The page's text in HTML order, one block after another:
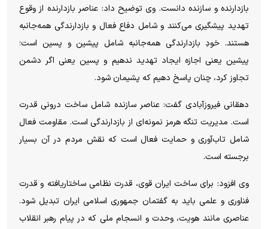
بازدارنده و سازنده دانست. وی توضیح داد: عناصر بازدارنده از وقوع
تهدید پیشگیری می‌کنند و شامل دفاع فعال و بازدارندگی همه‌جانبه
هستند. خودِ بازدارندگی همه‌جانبه شامل پیشین و پسین است؛
پیشین یعنی اجازه ایجاد تهدید ندهیم و پسین یعنی اگر دشمن
تجاوز کرد، چنان پاسخ دهیم که پشیمان شود.
دهقانی فیروزآبادی گفت: عناصر سازنده شامل ساخت درونی قدرت
است. مدیریت تنگه هرمز نمونه‌ای از بازدارندگی است. مقاومت فعال
شامل تاب‌آوری و حمایت فعال است که نقش مردم در آن بسیار
برجسته است.
وی افزود: برای ساخت ایران قوی، قدرت نظامی ساختاریافته و قدرت
فناوری و علمی باید به گفتمان جمهوری اسلامی ایران تبدیل شود.
عناصری مانند هویت، وحدت و انسجام ملی که در پیام رهبر انقلاب